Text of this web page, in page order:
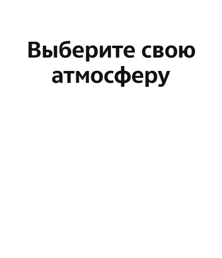
Выберите свою
атмосферу